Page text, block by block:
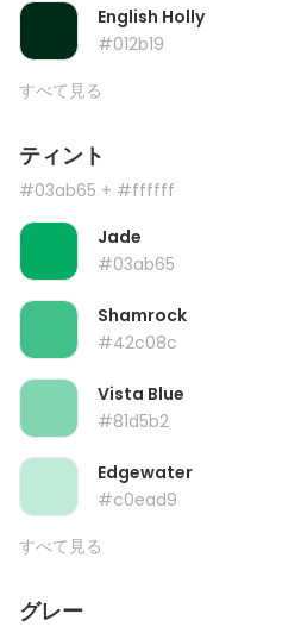
English Holly
#012b19
すべて見る
ティント
#03ab65 + #ffffff
Jade
#03ab65
Shamrock
#42c08c
Vista Blue
#81d5b2
Edgewater
#c0ead9
すべて見る
グレー